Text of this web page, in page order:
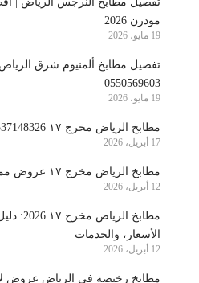
مودرن 2026
19 مايو، 2026
تفصيل مطابخ ألمنيوم شرق
0550569603
19 مايو، 2026
مطابخ الرياض مخرج ١٧ 0537148326
17 أبريل، 2026
مطابخ الرياض مخرج ١٧ عروض مميزة
12 أبريل، 2026
مطابخ
الأسعار، والخدمات
12 أبريل، 2026
مطابخ رخيصة في الرياض عروض